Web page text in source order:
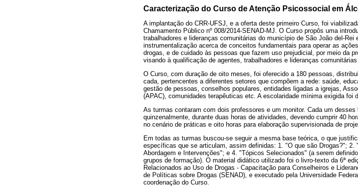
Caracterização do Curso de Atenção Psicossocial em
A implantação do CRR-UFSJ, e a oferta deste primeiro Curso, foi
Chamamento Público nº 008/2014-SENAD-MJ. O Curso propôs uma
trabalhadores e lideranças comunitárias do município de São João del-Rei
instrumentalização acerca de conceitos fundamentais para operar as
drogas, e de cuidado às pessoas que fazem uso prejudicial, por meio da
visando à qualificação de agentes, trabalhadores e lideranças
O Curso, com duração de oito meses, foi oferecido a 180 pessoas,
cada, pertencentes a diferentes setores que compõem a rede: saúde,
gestão de pessoas, conselhos populares, entidades ligadas a igrejas,
(APAC), comunidades terapêuticas etc. A escolaridade mínima exigida foi
As turmas contaram com dois professores e um monitor. Cada um
quinzenalmente, durante duas horas de atividades, devendo cumprir 40
no cenário de práticas e oito horas para elaboração supervisionada de
Em todas as turmas buscou-se seguir a mesma base teórica, o que
específicas que se articulam, assim definidas: 1. "O que são Drogas?";
Abordagem e Intervenções"; e 4. "Tópicos Selecionados" (a serem
grupos de formação). O material didático utilizado foi o livro-texto da 6ª
Relacionados ao Uso de Drogas - Capacitação para Conselheiros e
de Políticas sobre Drogas (SENAD), e executado pela Universidade
coordenação do Curso.